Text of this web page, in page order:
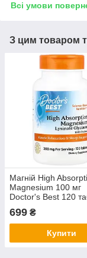
Всі умови
З цим товаром
Магній High
Magnesium 100 мг
Doctor's Best 120
699 ₴
Купити